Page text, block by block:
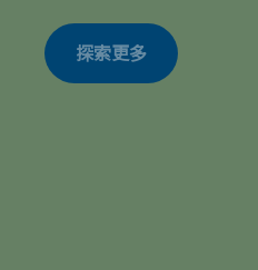
探索更多
探索更多
探索更多
探索更多